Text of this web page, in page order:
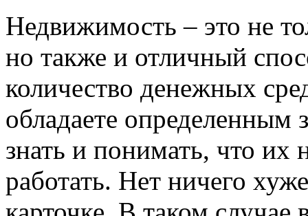
Недвижимость – это не
но также и отличный
количество денежных
обладаете определенным
знать и понимать, что их
работать. Нет ничего